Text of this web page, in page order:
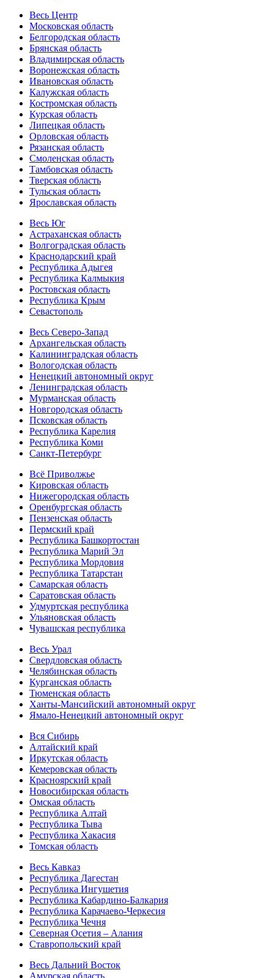
Весь Центр
Московская область
Белгородская область
Брянская область
Владимирская область
Воронежская область
Ивановская область
Калужская область
Костромская область
Курская область
Липецкая область
Орловская область
Рязанская область
Смоленская область
Тамбовская область
Тверская область
Тульская область
Ярославская область
Весь Юг
Астраханская область
Волгоградская область
Краснодарский край
Республика Адыгея
Республика Калмыкия
Ростовская область
Республика Крым
Севастополь
Весь Северо-Запад
Архангельская область
Калининградская область
Вологодская область
Ненецкий автономный округ
Ленинградская область
Мурманская область
Новгородская область
Псковская область
Республика Карелия
Республика Коми
Санкт-Петербург
Всё Приволжье
Кировская область
Нижегородская область
Оренбургская область
Пензенская область
Пермский край
Республика Башкортостан
Республика Марий Эл
Республика Мордовия
Республика Татарстан
Самарская область
Саратовская область
Удмуртская республика
Ульяновская область
Чувашская республика
Весь Урал
Свердловская область
Челябинская область
Курганская область
Тюменская область
Ханты-Мансийский автономный округ
Ямало-Ненецкий автономный округ
Вся Сибирь
Алтайский край
Иркутская область
Кемеровская область
Красноярский край
Новосибирская область
Омская область
Республика Алтай
Республика Тыва
Республика Хакасия
Томская область
Весь Кавказ
Республика Дагестан
Республика Ингушетия
Республика Кабардино-Балкария
Республика Карачаево-Черкесия
Республика Чечня
Северная Осетия – Алания
Ставропольский край
Весь Дальний Восток
Амурская область